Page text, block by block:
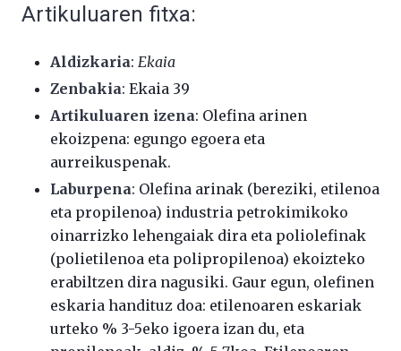
Artikuluaren fitxa:
Aldizkaria: Ekaia
Zenbakia: Ekaia 39
Artikuluaren izena: Olefina arinen
ekoizpena: egungo egoera eta
aurreikuspenak.
Laburpena: Olefina arinak (bereziki, etilenoa
eta propilenoa) industria petrokimikoko
oinarrizko lehengaiak dira eta poliolefinak
(polietilenoa eta polipropilenoa) ekoizteko
erabiltzen dira nagusiki. Gaur egun, olefinen
eskaria handituz doa: etilenoaren eskariak
urteko % 3-5eko igoera izan du, eta